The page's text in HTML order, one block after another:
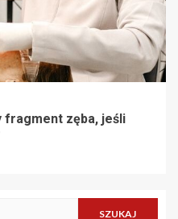
fragment zęba, jeśli